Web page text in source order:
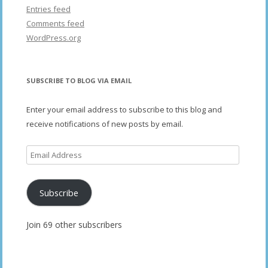
Entries feed
Comments feed
WordPress.org
SUBSCRIBE TO BLOG VIA EMAIL
Enter your email address to subscribe to this blog and
receive notifications of new posts by email.
Email
Address
Subscribe
Join 69 other subscribers